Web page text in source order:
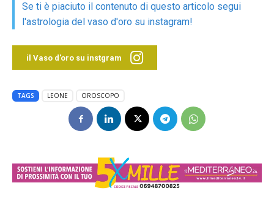
Se ti è piaciuto il contenuto di questo articolo segui
l'astrologia del vaso d'oro su instagram!
il Vaso d'oro su instgram
TAGS LEONE OROSCOPO